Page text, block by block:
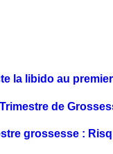
la libido au
de
grossesse :